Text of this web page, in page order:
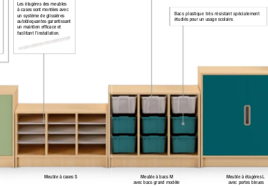
Les étagères des meubles
à cases sont montées avec
un système de glissières
autobloquantes garantissant
un maintien efﬁcace et
facilitant l’installation.
Meuble à cases S
Bacs plastique très résistant spécialement
étudiés pour un usage scolaire.
Meuble à bacs M
avec bacs grand modèle
Meuble à étagères L
avec portes bleues